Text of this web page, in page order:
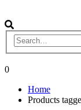
0
Home
Products